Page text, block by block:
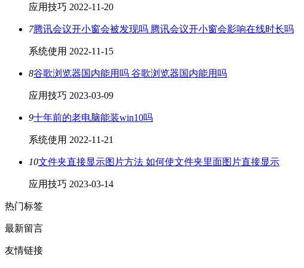
应用技巧 2022-11-20
7腾讯会议开小窗会被发现吗 腾讯会议开小窗会影响在线时长吗
系统使用 2022-11-15
8谷歌浏览器国内能用吗 谷歌浏览器国内能用吗
应用技巧 2023-03-09
9十年前的老电脑能装win10吗
系统使用 2022-11-21
10文件夹直接显示图片方法 如何使文件夹里面图片直接显示
应用技巧 2023-03-14
热门标签
最新留言
友情链接